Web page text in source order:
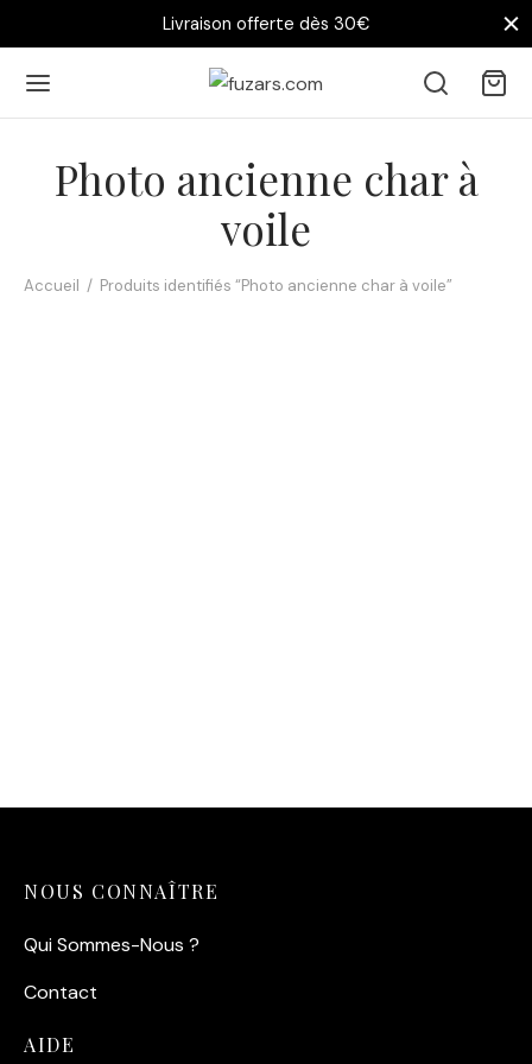
Livraison offerte dès 30€
Photo ancienne char à
voile
Accueil / Produits identifiés “Photo ancienne char à voile”
NOUS CONNAÎTRE
Qui Sommes-Nous ?
Contact
AIDE